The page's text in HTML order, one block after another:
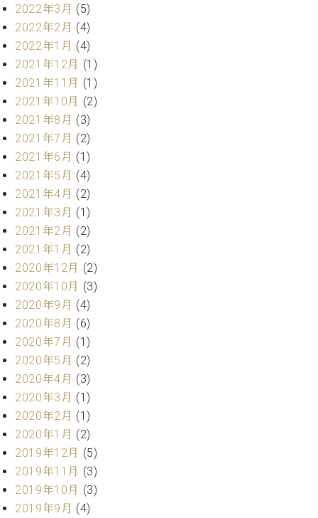
C.
ベ
ヒ
シ
ュ
タ
イ
ン
ア
カ
デ
ミ
ー
W.
ホ
フ
マ
ン
プ
ロ
フ
ェ
ッ
シ
ョ
ナ
ル
W.
ホ
フ
ェ
ル
ジ
ア
ク
セ
ス
セン
トラ
京の
ご案
内
(PDF)
お
い
合
わ
せ
本
社
：
八
王
子
技
術
営
2022年3月 (5)
2022年2月 (4)
2022年1月 (4)
2021年12月 (1)
2021年11月 (1)
2021年10月 (2)
2021年8月 (3)
2021年7月 (2)
2021年6月 (1)
2021年5月 (4)
2021年4月 (2)
2021年3月 (1)
2021年2月 (2)
2021年1月 (2)
2020年12月 (2)
2020年10月 (3)
2020年9月 (4)
2020年8月 (6)
2020年7月 (1)
2020年5月 (2)
2020年4月 (3)
2020年3月 (1)
2020年2月 (1)
2020年1月 (2)
2019年12月 (5)
2019年11月 (3)
2019年10月 (3)
2019年9月 (4)